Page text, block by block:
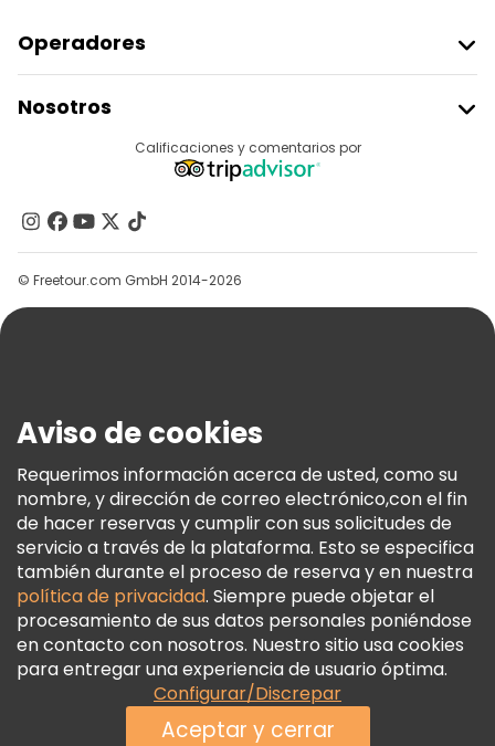
Operadores
Acceder Como Proveedor
Programa De Afiliados
Nosotros
Contacto
Grupos
Ayuda
Términos E Información Legal
Política De Cookies
Freetour Premios
Programa De Fidelidad
Calificaciones y comentarios por
© Freetour.com GmbH 2014-2026
Aviso de cookies
Requerimos información acerca de usted, como su
nombre, y dirección de correo electrónico,con el fin
de hacer reservas y cumplir con sus solicitudes de
servicio a través de la plataforma. Esto se especifica
también durante el proceso de reserva y en nuestra
política de privacidad. Siempre puede objetar el
procesamiento de sus datos personales poniéndose
en contacto con nosotros. Nuestro sitio usa cookies
para entregar una experiencia de usuario óptima.
Configurar/Discrepar
Aceptar y cerrar